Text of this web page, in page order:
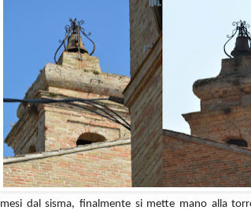
dal sisma, finalmente si mette mano alla